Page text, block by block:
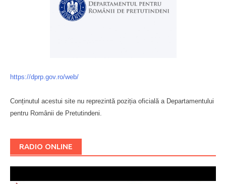
https://dprp.gov.ro/web/
Conținutul acestui site nu reprezintă poziția oficială a Departamentului
pentru Românii de Pretutindeni.
RADIO ONLINE